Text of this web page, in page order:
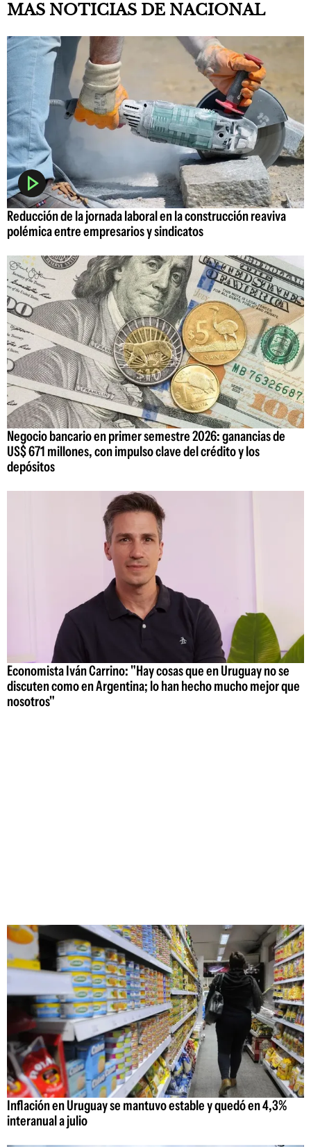
MAS NOTICIAS DE NACIONAL
Reducción de la jornada laboral en la construcción reaviva
polémica entre empresarios y sindicatos
Negocio bancario en primer semestre 2026: ganancias de
US$ 671 millones, con impulso clave del crédito y los
depósitos
Economista Iván Carrino: "Hay cosas que en Uruguay no se
discuten como en Argentina; lo han hecho mucho mejor que
nosotros"
Inflación en Uruguay se mantuvo estable y quedó en 4,3%
interanual a julio